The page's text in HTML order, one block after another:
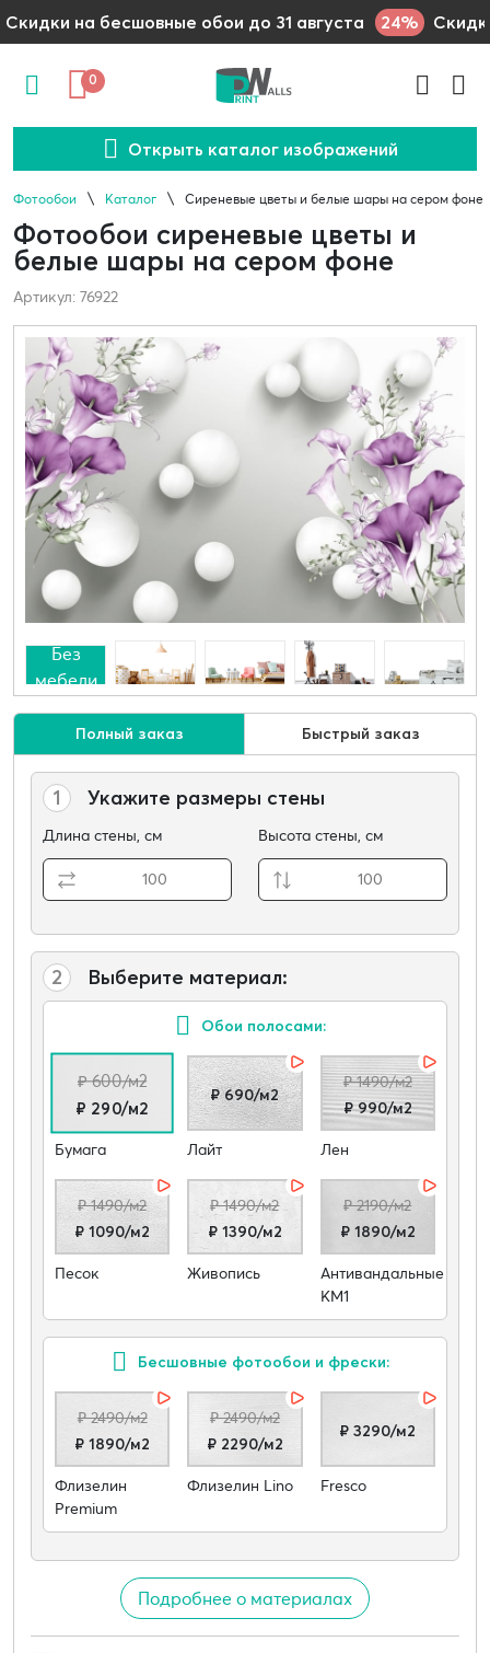
Скидки на бесшовные обои до 31 августа 24%
0
Открыть каталог изображений
Фотообои Каталог Сиреневые цветы и белые шары на сером фоне
Фотообои сиреневые цветы и
белые шары на сером фоне
Артикул: 76922
Без
мебели
Полный заказ Быстрый заказ
1 Укажите размеры стены
Длина стены, см Высота стены, см
2 Выберите материал:
Обои полосами:
₽ 600/м2
₽ 290/м2
Бумага
₽ 690/м2
Лайт
₽ 1490/м2
₽ 990/м2
Лен
₽ 1490/м2
₽ 1090/м2
Песок
₽ 1490/м2
₽ 1390/м2
Живопись
₽ 2190/м2
₽ 1890/м2
Антивандальные
КМ1
Бесшовные фотообои и фрески:
₽ 2490/м2
₽ 1890/м2
Флизелин
Premium
₽ 2490/м2
₽ 2290/м2
Флизелин Lino
₽ 3290/м2
Fresco
Подробнее о материалах